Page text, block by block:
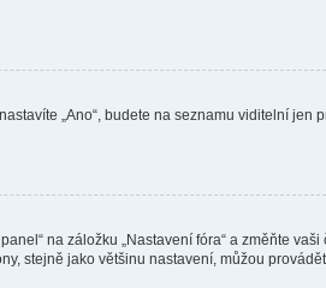
„Ano“, budete na seznamu viditelní jen
na záložku „Nastavení fóra“ a změňte vaši
stejně jako většinu nastavení, můžou